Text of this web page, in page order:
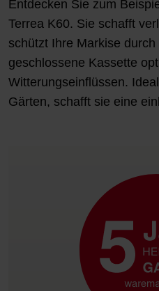
Entdecken Sie zum
Terrea K60. Sie schafft
schützt Ihre Markise
geschlossene Kassette
Witterungseinflüssen.
Gärten, schafft sie eine